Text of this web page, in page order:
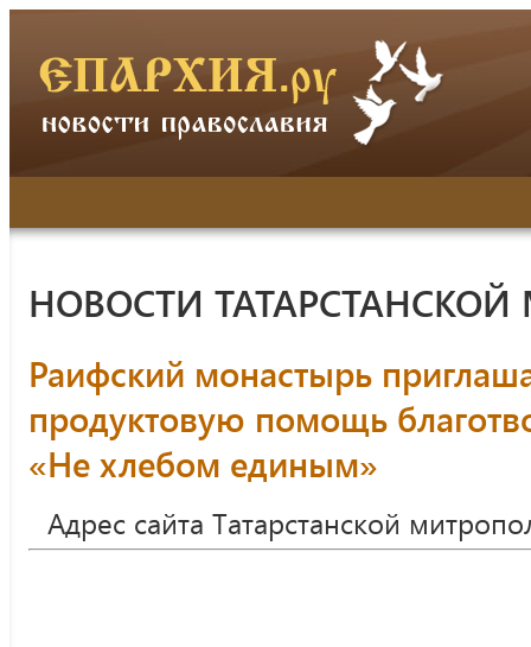
НОВОСТИ
Раифский монастырь
продуктовую помощь
«Не хлебом единым»
Адрес сайта Татарстанской